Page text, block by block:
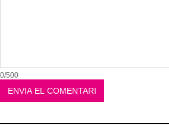
0/500